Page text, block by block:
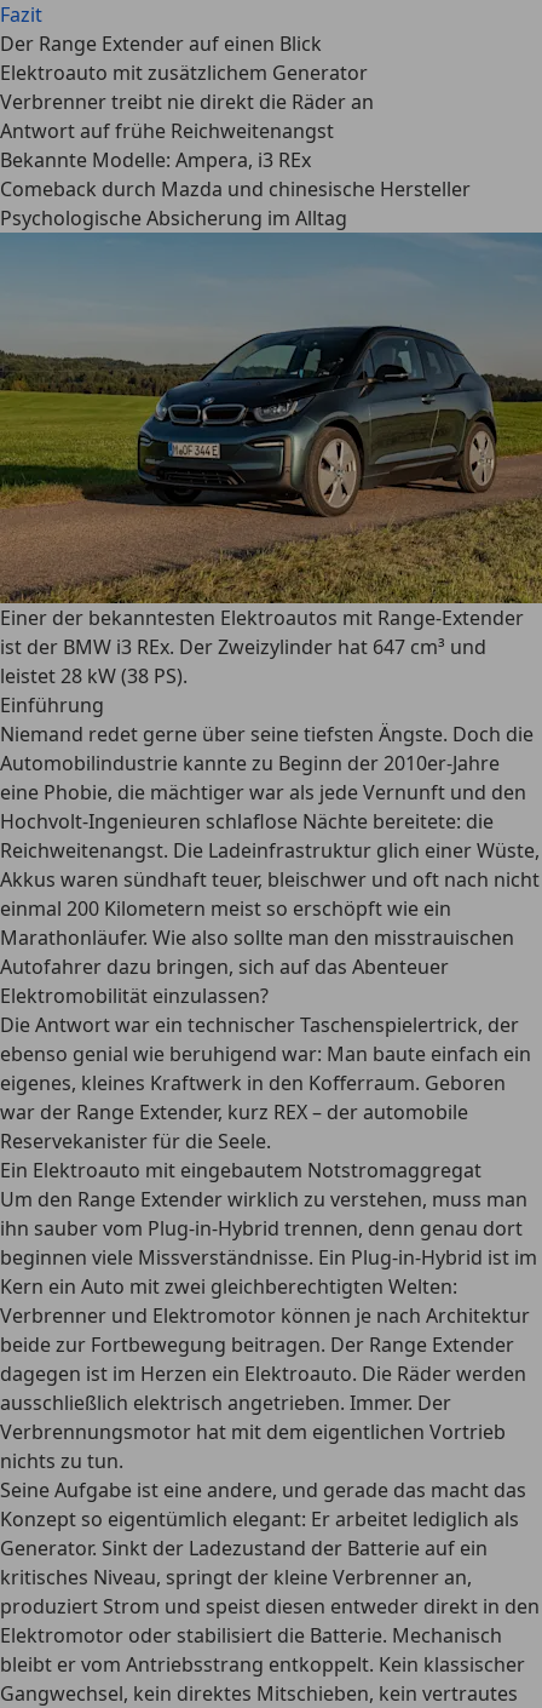
Fazit
Der Range Extender auf einen Blick
Elektroauto mit zusätzlichem Generator
Verbrenner treibt nie direkt die Räder an
Antwort auf frühe Reichweitenangst
Bekannte Modelle: Ampera, i3 REx
Comeback durch Mazda und chinesische Hersteller
Psychologische Absicherung im Alltag
Einer der bekanntesten Elektroautos mit Range-Extender
ist der BMW i3 REx. Der Zweizylinder hat 647 cm³ und
leistet 28 kW (38 PS).
Einführung
Niemand redet gerne über seine tiefsten Ängste. Doch die
Automobilindustrie kannte zu Beginn der 2010er-Jahre
eine Phobie, die mächtiger war als jede Vernunft und den
Hochvolt-Ingenieuren schlaflose Nächte bereitete: die
Reichweitenangst. Die Ladeinfrastruktur glich einer Wüste,
Akkus waren sündhaft teuer, bleischwer und oft nach nicht
einmal 200 Kilometern meist so erschöpft wie ein
Marathonläufer. Wie also sollte man den misstrauischen
Autofahrer dazu bringen, sich auf das Abenteuer
Elektromobilität einzulassen?
Die Antwort war ein technischer Taschenspielertrick, der
ebenso genial wie beruhigend war: Man baute einfach ein
eigenes, kleines Kraftwerk in den Kofferraum. Geboren
war der Range Extender, kurz REX – der automobile
Reservekanister für die Seele.
Ein Elektroauto mit eingebautem Notstromaggregat
Um den Range Extender wirklich zu verstehen, muss man
ihn sauber vom Plug-in-Hybrid trennen, denn genau dort
beginnen viele Missverständnisse. Ein Plug-in-Hybrid ist im
Kern ein Auto mit zwei gleichberechtigten Welten:
Verbrenner und Elektromotor können je nach Architektur
beide zur Fortbewegung beitragen. Der Range Extender
dagegen ist im Herzen ein Elektroauto. Die Räder werden
ausschließlich elektrisch angetrieben. Immer. Der
Verbrennungsmotor hat mit dem eigentlichen Vortrieb
nichts zu tun.
Seine Aufgabe ist eine andere, und gerade das macht das
Konzept so eigentümlich elegant: Er arbeitet lediglich als
Generator. Sinkt der Ladezustand der Batterie auf ein
kritisches Niveau, springt der kleine Verbrenner an,
produziert Strom und speist diesen entweder direkt in den
Elektromotor oder stabilisiert die Batterie. Mechanisch
bleibt er vom Antriebsstrang entkoppelt. Kein klassischer
Gangwechsel, kein direktes Mitschieben, kein vertrautes